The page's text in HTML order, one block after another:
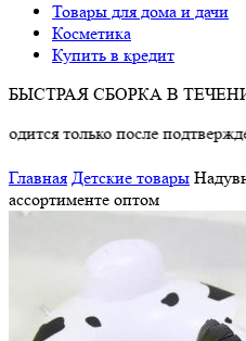
Товары для дома и дачи
Косметика
Купить в кредит
БЫСТРАЯ СБОРКА В
после подтверждения
Главная Детские товары
ассортименте оптом